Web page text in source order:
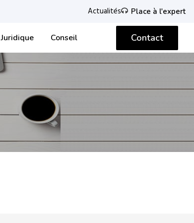
Actualités Place à l'expert
Juridique Conseil Contact